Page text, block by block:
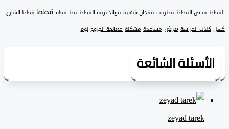
فحص القطط فطريات فقدان شهية فوائد تربية القطط قط قطة قطط قطط الشارع
الحراسة مرض مساعدة مشكلة معالجة الجروح نوم
الشائعة
zeyad ‎tarek